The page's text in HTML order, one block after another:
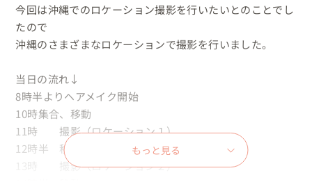
今回は沖縄でのロケーション撮影を行いたいとのことでし
たので
沖縄のさまざまなロケーションで撮影を行いました。
当日の流れ↓
8時半よりヘアメイク開始
10時集合、移動
11時　　撮影（ロケーション１）
12時半　移動
13時　　撮影（ロケーション２）
もっと見る